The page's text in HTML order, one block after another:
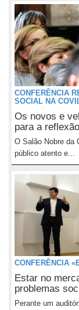
CONFERÊNCIA
SOCIAL NA
Os novos e
para a reflexão
O Salão Nobre da
público atento e...
CONFERÊNCIA
Estar no
problemas
Perante um